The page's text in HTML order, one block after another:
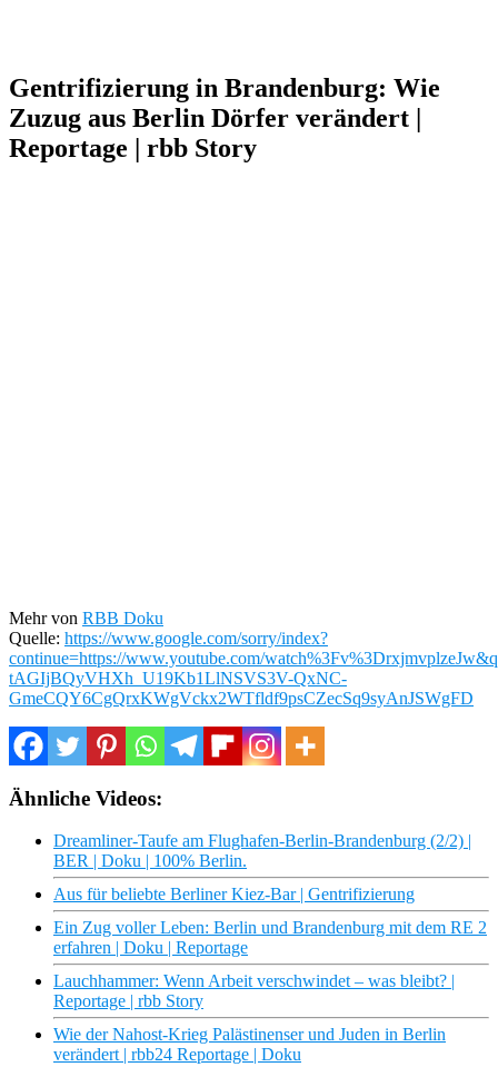
Gentrifizierung in Brandenburg: Wie
Zuzug aus Berlin Dörfer verändert |
Reportage | rbb Story
Mehr von RBB Doku
Quelle: https://www.google.com/sorry/index?
continue=https://www.youtube.com/
tAGIjBQyVHXh_U19Kb1LlNSVS3V-QxNC-
GmeCQY6CgQrxKWgVckx2WTfldf9psCZecSq9syAnJSWgFD
Ähnliche Videos:
Dreamliner-Taufe am Flughafen-Berlin-Brandenburg (2/2) |
BER | Doku | 100% Berlin.
Aus für beliebte Berliner Kiez-Bar | Gentrifizierung
Ein Zug voller Leben: Berlin und Brandenburg mit dem RE 2
erfahren | Doku | Reportage
Lauchhammer: Wenn Arbeit verschwindet – was bleibt? |
Reportage | rbb Story
Wie der Nahost-Krieg Palästinenser und Juden in Berlin
verändert | rbb24 Reportage | Doku